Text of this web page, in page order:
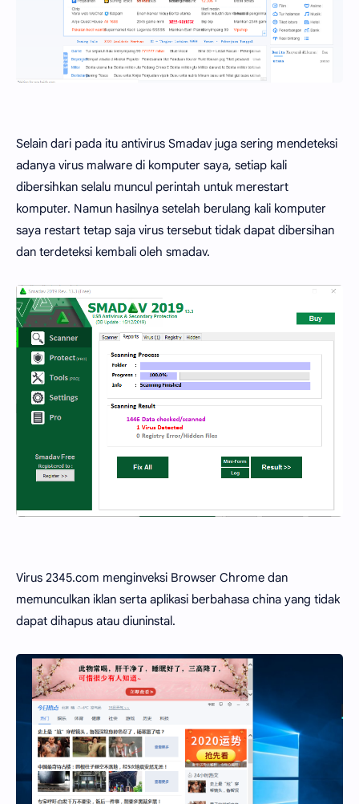
Selain dari pada itu antivirus Smadav juga sering mendeteksi
adanya virus malware di komputer saya, setiap kali
dibersihkan selalu muncul perintah untuk merestart
komputer. Namun hasilnya setelah berulang kali komputer
saya restart tetap saja virus tersebut tidak dapat dibersihan
dan terdeteksi kembali oleh smadav.
Virus 2345.com menginveksi Browser Chrome dan
memunculkan iklan serta aplikasi berbahasa china yang tidak
dapat dihapus atau diuninstal.